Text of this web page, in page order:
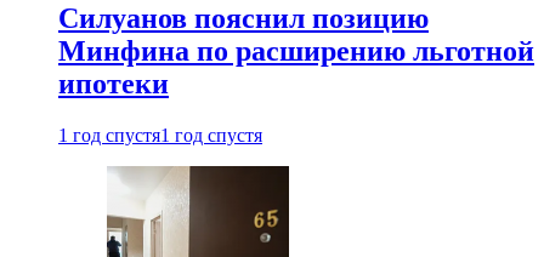
Силуанов пояснил позицию
Минфина по расширению льготной
ипотеки
1 год спустя1 год спустя